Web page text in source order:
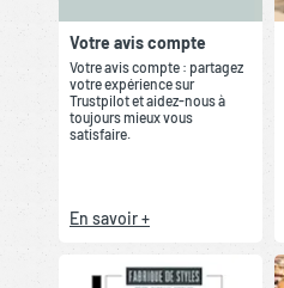
Votre avis compte
Votre avis compte : partagez
votre expérience sur
Trustpilot et aidez-nous à
toujours mieux vous
satisfaire.
En savoir +